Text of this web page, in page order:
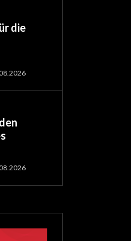
die